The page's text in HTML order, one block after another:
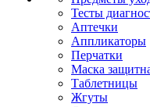
Тесты
Аптечки
Аппликаторы
Перчатки
Маска
Таблетницы
Жгуты